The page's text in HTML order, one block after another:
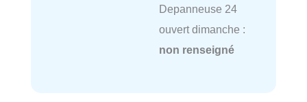
Depanneuse 24
ouvert dimanche :
non renseigné